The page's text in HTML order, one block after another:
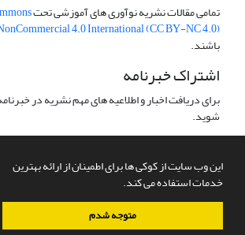
این وب سایت از کوکی ها برای اطمینان از ارائه بهترین
خدمات استفاده می کند.
متوجه شدم
تمامی مقالات نشریه نوآوری های آموزشی تحت
4.0 International (CC BY-NC 4.0)
باشند.
اشتراک خبرنامه
برای دریافت اخبار و اطلاعیه های مهم نشریه در
شوید.
سامانه مدیریت نشریات علمی.طراحی و پیاده سازی از